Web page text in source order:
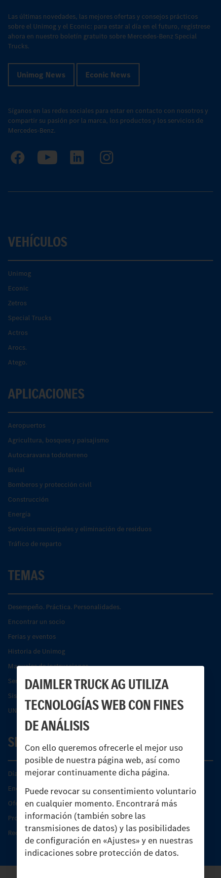
DAIMLER TRUCK AG UTILIZA
TECNOLOGÍAS WEB CON FINES
DE ANÁLISIS
Con ello queremos ofrecerle el mejor uso
posible de nuestra página web, así como
mejorar continuamente dicha página.
Puede revocar su consentimiento voluntario
en cualquier momento. Encontrará más
información (también sobre las
transmisiones de datos) y las posibilidades
de configuración en «Ajustes» y en nuestras
indicaciones sobre protección de datos.
Las últimas novedades, las mejores ofertas y consejos prácticos
sobre el Unimog y el Econic: para estar al día en el futuro, regístrese
ahora en nuestro boletín gratuito sobre Mercedes-Benz Special
Trucks.
Unimog News Econic News
Síganos en las redes sociales para estar en contacto con nosotros y
compartir su pasión por la marca, los productos y los servicios de
Mercedes-Benz.
VEHÍCULOS
Unimog
Econic
Zetros
Special Trucks
Actros
Arocs.
Atego.
APLICACIONES
Aeropuertos
Agricultura, bosques y paisajismo
Autocaravana todoterreno
Bivial
Bomberos y protección civil
Construcción
Energía
Servicios municipales y eliminación de residuos
Tráfico de reparto
TEMAS
Desempeño. Práctica. Personalidades.
Encontrar un socio
Ferias y eventos
Historia de Unimog
Manuales de instrucciones
Servicios financieros
Sistemas de asistencia de seguridad Econic
UNI-TOUCH®
SERVICIO
Días de Servicio del Unimog
Encontrar un socio
Oferta de servicio del Unimog
Productos de piezas y servicio
Recambios originales